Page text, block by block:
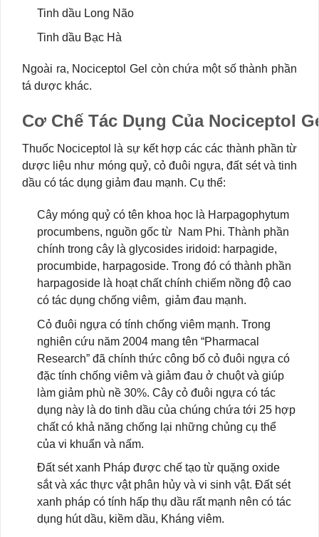
Tinh dầu Long Não
Tinh dầu Bạc Hà
Ngoài ra, Nociceptol Gel còn chứa một số thành phần
tá dược khác.
Cơ Chế Tác Dụng Của Nociceptol
Thuốc Nociceptol là sự kết hợp các các thành phần từ
dược liệu như móng quỷ, cỏ đuôi ngựa, đất sét và tinh
dầu có tác dụng giảm đau mạnh. Cụ thể:
Cây móng quỷ có tên khoa học là Harpagophytum
procumbens, nguồn gốc từ Nam Phi. Thành phần
chính trong cây là glycosides iridoid: harpagide,
procumbide, harpagoside. Trong đó có thành phần
harpagoside là hoạt chất chính chiếm nồng độ cao
có tác dụng chống viêm, giảm đau mạnh.
Cỏ đuôi ngựa có tính chống viêm mạnh. Trong
nghiên cứu năm 2004 mang tên “Pharmacal
Research” đã chính thức công bố cỏ đuôi ngựa có
đặc tính chống viêm và giảm đau ở chuột và giúp
làm giảm phù nề 30%. Cây cỏ đuôi ngựa có tác
dụng này là do tinh dầu của chúng chứa tới 25 hợp
chất có khả năng chống lại những chủng cụ thể
của vi khuẩn và nấm.
Đất sét xanh Pháp được chế tạo từ quặng oxide
sắt và xác thực vật phân hủy và vi sinh vật. Đất sét
xanh pháp có tính hấp thụ dầu rất mạnh nên có tác
dụng hút dầu, kiềm dầu, Kháng viêm.